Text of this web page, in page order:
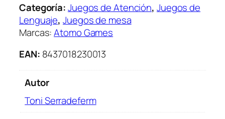
n
t
a
–
S
t
y
Categoría:Juegos de Atención, Juegos de
Lenguaje, Juegos de mesa
Marcas:Atomo Games
EAN: 8437018230013
Autor
Toni Serradeferm